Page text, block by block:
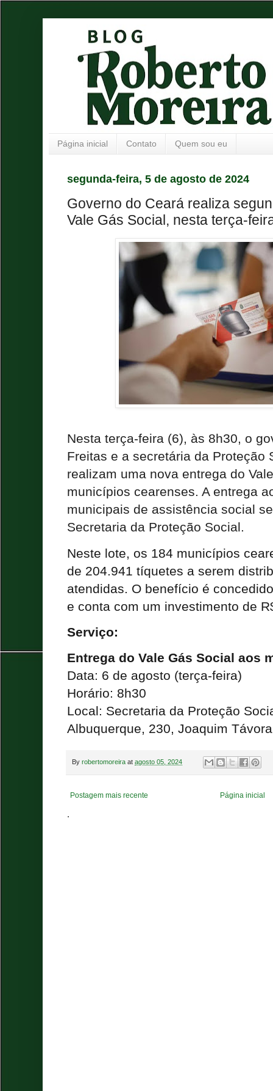
Página inicial Contato Quem sou eu
segunda-feira, 5 de agosto de 2024
Governo do Ceará realiza
Vale Gás Social, nesta terça-
Nesta terça-feira (6), às 8h30, o
Freitas e a secretária da Proteção
realizam uma nova entrega do
municípios cearenses. A entrega
municipais de assistência social
Secretaria da Proteção Social.
Neste lote, os 184 municípios
de 204.941 tíquetes a serem
atendidas. O benefício é
e conta com um investimento de
Serviço:
Entrega do Vale Gás Social aos
Data: 6 de agosto (terça-feira)
Horário: 8h30
Local: Secretaria da Proteção
Albuquerque, 230, Joaquim
By robertomoreira at agosto 05, 2024
Postagem mais recente Página inicial
.